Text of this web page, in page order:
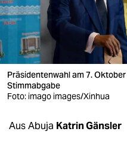
wahrheit
verlag
verlag
veranstaltungen
fragen & hilfe
Präsidentenwahl am 7.
Stimmabgabe
Foto: imago images/Xinhua
Aus Abuja Katrin Gänsler